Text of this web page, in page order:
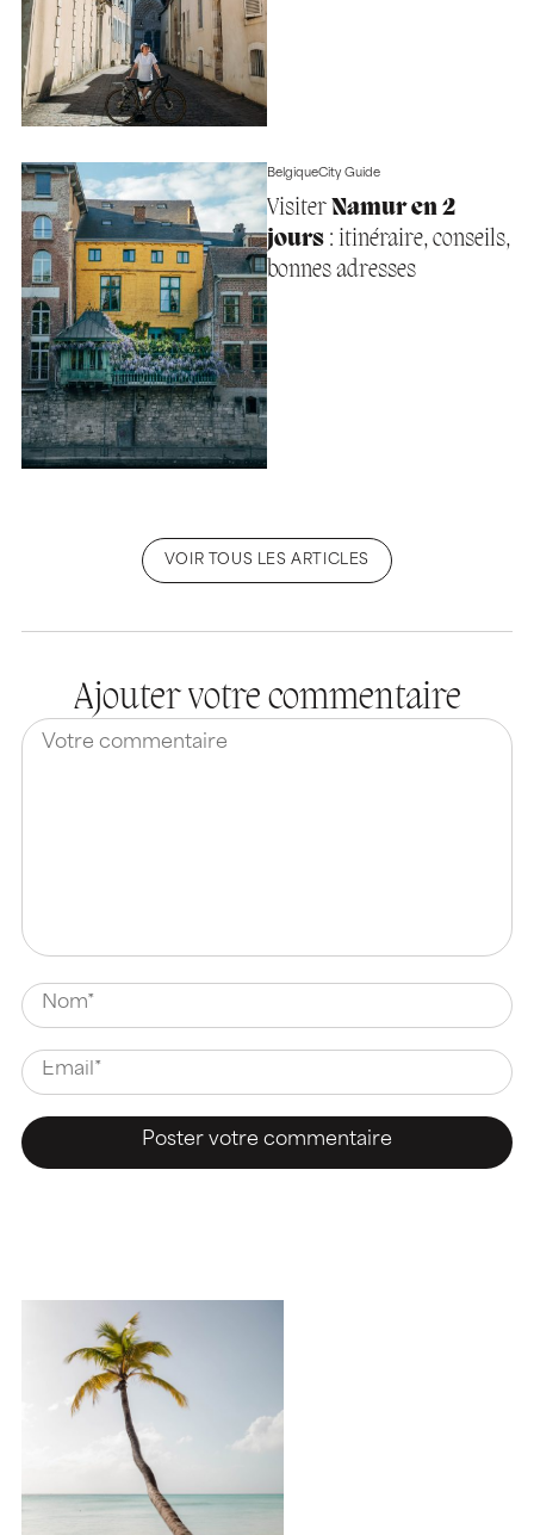
BelgiqueCity Guide
VisiterNamur en 2
jours: itinéraire, conseils,
bonnes adresses
VOIR TOUS LES ARTICLES
Ajouter votre commentaire